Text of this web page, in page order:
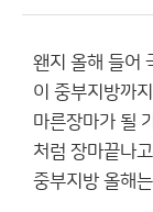
왠지 올해 들어
이 중부지방까
마른장마가 될
처럼 장마끝나
중부지방 올해